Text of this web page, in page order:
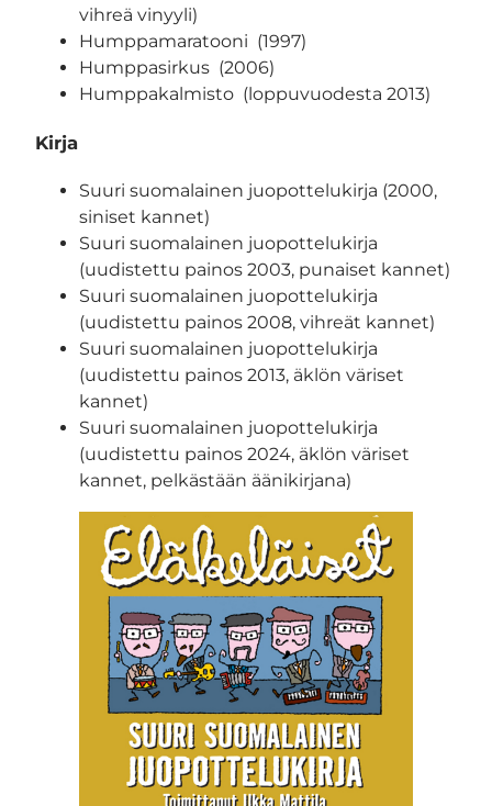
vihreä vinyyli)
Humppamaratooni (1997)
Humppasirkus (2006)
Humppakalmisto (loppuvuodesta 2013)
Kirja
Suuri suomalainen juopottelukirja (2000,
siniset kannet)
Suuri suomalainen juopottelukirja
(uudistettu painos 2003, punaiset kannet)
Suuri suomalainen juopottelukirja
(uudistettu painos 2008, vihreät kannet)
Suuri suomalainen juopottelukirja
(uudistettu painos 2013, äklön väriset
kannet)
Suuri suomalainen juopottelukirja
(uudistettu painos 2024, äklön väriset
kannet, pelkästään äänikirjana)